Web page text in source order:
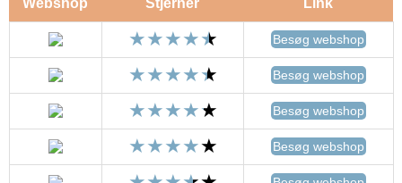
Besøg webshop
Besøg webshop
Besøg webshop
Besøg webshop